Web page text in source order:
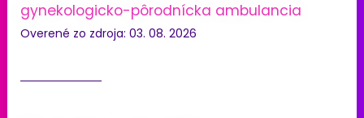
gynekologicko-pôrodnícka ambulancia
Overené zo zdroja: 03. 08. 2026